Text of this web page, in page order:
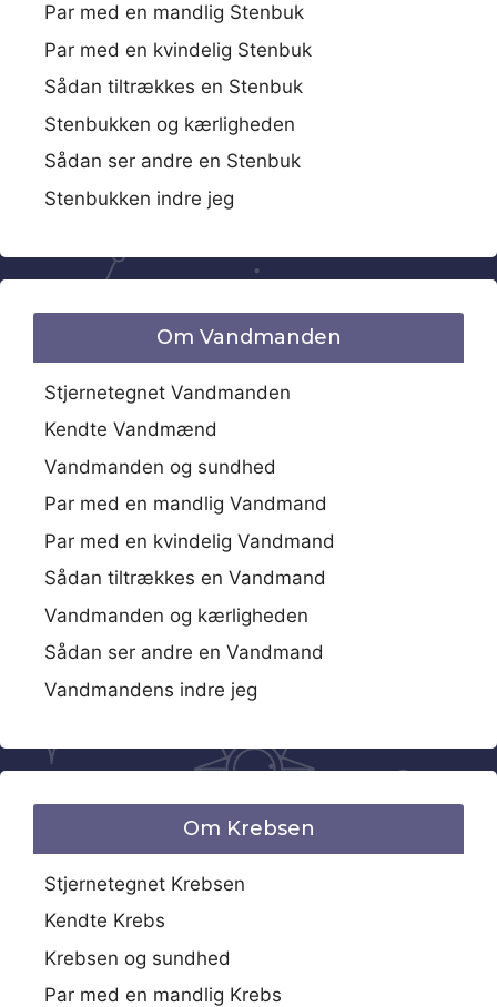
Par med en mandlig Stenbuk
Par med en kvindelig Stenbuk
Sådan tiltrækkes en Stenbuk
Stenbukken og kærligheden
Sådan ser andre en Stenbuk
Stenbukken indre jeg
Om Vandmanden
Stjernetegnet Vandmanden
Kendte Vandmænd
Vandmanden og sundhed
Par med en mandlig Vandmand
Par med en kvindelig Vandmand
Sådan tiltrækkes en Vandmand
Vandmanden og kærligheden
Sådan ser andre en Vandmand
Vandmandens indre jeg
Om Krebsen
Stjernetegnet Krebsen
Kendte Krebs
Krebsen og sundhed
Par med en mandlig Krebs